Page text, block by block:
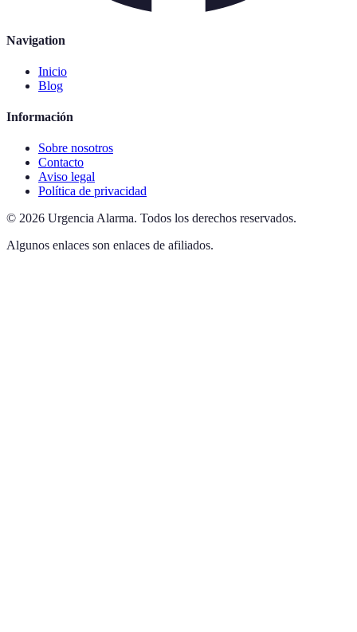
Navigation
Inicio
Blog
Información
Sobre nosotros
Contacto
Aviso legal
Política de privacidad
© 2026 Urgencia Alarma. Todos los derechos reservados.
Algunos enlaces son enlaces de afiliados.